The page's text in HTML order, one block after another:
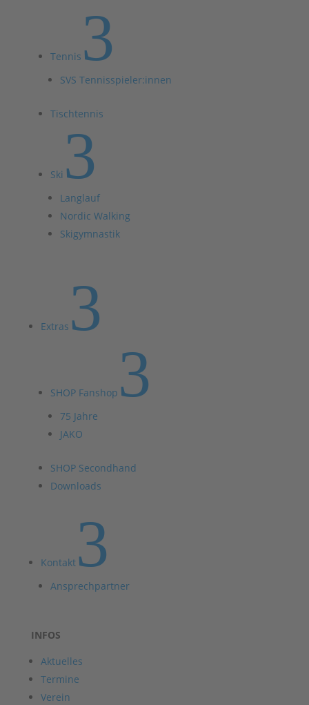
Tennis 3
SVS Tennisspieler:innen
Tischtennis
Ski 3
Langlauf
Nordic Walking
Skigymnastik
Extras 3
SHOP Fanshop 3
75 Jahre
JAKO
SHOP Secondhand
Downloads
Kontakt3
Ansprechpartner
INFOS
Aktuelles
Termine
Verein